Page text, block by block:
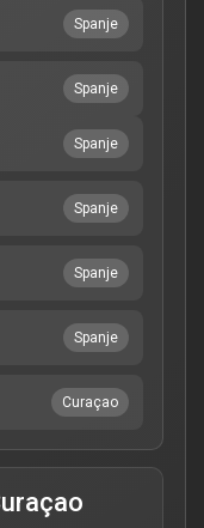
Spanje
Spanje
Spanje
Spanje
Spanje
Spanje
Curaçao